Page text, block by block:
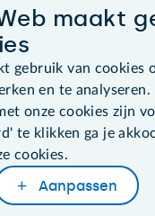
maakt
gebruik van cookies
en te analyseren.
onze cookies zijn
te klikken ga je
cookies.
Aanpassen